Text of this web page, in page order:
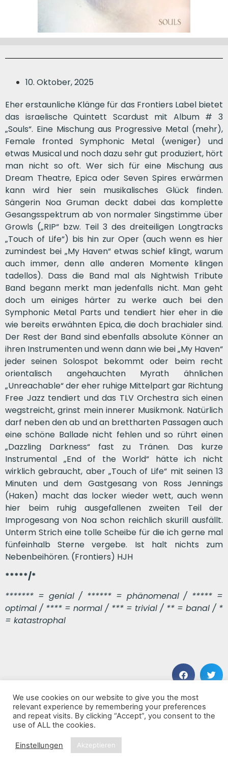
10. Oktober, 2025
Eher erstaunliche Klänge für das Frontiers Label bietet
das israelische Quintett Scardust mit Album # 3
„Souls“. Eine Mischung aus Progressive Metal (mehr),
Female fronted Symphonic Metal (weniger) und
etwas Musical und noch dazu sehr gut produziert, hört
man nicht so oft. Wer sich für eine Mischung aus
Dream Theatre, Epica oder Seven Spires erwärmen
kann wird hier sein musikalisches Glück finden.
Sängerin Noa Gruman deckt dabei das komplette
Gesangsspektrum ab von normaler Singstimme über
Growls („RIP“ bzw. Teil 3 des dreiteiligen Longtracks
„Touch of Life“) bis hin zur Oper (auch wenn es hier
zumindest bei „My Haven“ etwas schief klingt, warum
auch immer, denn alle anderen Momente klingen
tadellos). Dass die Band mal als Nightwish Tribute
Band begann merkt man jedenfalls nicht. Man geht
doch um einiges härter zu werke auch bei den
Symphonic Metal Parts und tendiert hier eher in die
wie bereits erwähnten Epica, die doch brachialer sind.
Der Rest der Band sind ebenfalls absolute Könner an
ihren Instrumenten und wenn dann wie bei „My Haven“
jeder seinen Solospot bekommt oder beim recht
orientalisch angehauchten Myrath ähnlichen
„Unreachable“ der eher ruhige Mittelpart gar Richtung
Free Jazz tendiert und das TLV Orchestra sich einen
wegstreicht, grinst mein innerer Musikmonk. Natürlich
darf neben den ab und an brettharten Passagen auch
eine schöne Ballade nicht fehlen und so rührt einen
„Dazzling Darkness“ fast zu Tränen. Das kurze
Instrumental „End of the World“ hätte ich nicht
wirklich gebraucht, aber „Touch of Life“ mit seinen 13
Minuten und dem Gastgesang von Ross Jennings
(Haken) macht das locker wieder wett, auch wenn
hier beim ruhig ausgefallenen zweiten Teil der
Improgesang von Noa schon reichlich skurill ausfällt.
Unterm Strich eine tolle Scheibe für die ich gerne mal
fünfeinhalb Sterne vergebe. Ist halt nichts zum
Nebenbeihören. (Frontiers) HJH
*****/*
******* = genial / ****** = phänomenal / ***** =
optimal / **** = normal / *** = trivial / ** = banal / *
= katastrophal
VORHERIGER BEITRAG
Growl
NÄCHSTER BEITRAG
V
We use cookies on our website to give you the most
relevant experience by remembering your preferences
and repeat visits. By clicking “Accept”, you consent to the
use of ALL the cookies.
Einstellungen Akzeptieren